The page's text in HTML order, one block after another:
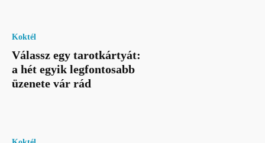
Koktél
Válassz egy tarotkártyát:
a hét egyik legfontosabb
üzenete vár rád